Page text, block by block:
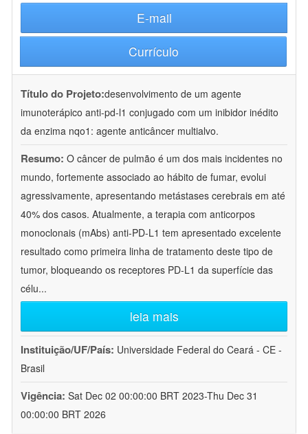
E-mail
Currículo
Título do Projeto:desenvolvimento de um agente
imunoterápico anti-pd-l1 conjugado com um inibidor inédito
da enzima nqo1: agente anticâncer multialvo.
Resumo: O câncer de pulmão é um dos mais incidentes no
mundo, fortemente associado ao hábito de fumar, evolui
agressivamente, apresentando metástases cerebrais em até
40% dos casos. Atualmente, a terapia com anticorpos
monoclonais (mAbs) anti-PD-L1 tem apresentado excelente
resultado como primeira linha de tratamento deste tipo de
tumor, bloqueando os receptores PD-L1 da superfície das
célu...
leia mais
Instituição/UF/País: Universidade Federal do Ceará - CE -
Brasil
Vigência: Sat Dec 02 00:00:00 BRT 2023-Thu Dec 31
00:00:00 BRT 2026